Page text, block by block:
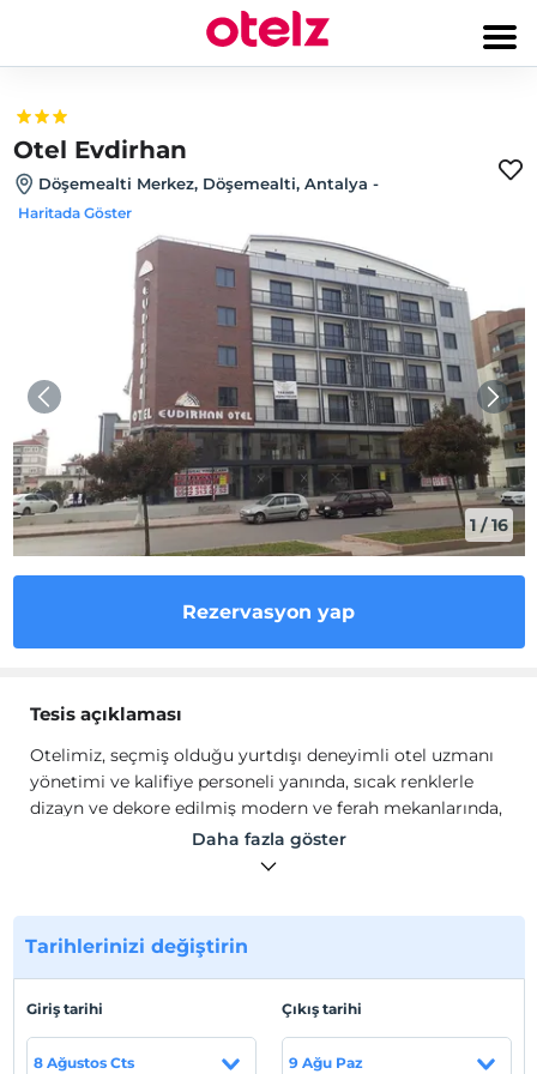
Otel Evdirhan
Döşemealti Merkez, Döşemealti, Antalya -
Haritada Göster
1 /16
Rezervasyon yap
Tesis açıklaması
Otelimiz, seçmiş olduğu yurtdışı deneyimli otel uzmanı
yönetimi ve kalifiye personeli yanında, sıcak renklerle
dizayn ve dekore edilmiş modern ve ferah mekanlarında,
siz değerli konuklarımıza kaliteli ve güleryüzlü bir
otelcilik hizmeti sunarak, sizin Antalya-Döşemealtı
olmayı hedefler.
Tesisimiz, sadece oda kahvaltı hizmeti sunmaktadır.
Günlük kahvaltımız her sabah, saat 07:30 ile 10:30 arası
'açık büfe' olarak servis edilmektedir.
Tesis lokasyon bilgileri
Daha fazla göster
Tarihlerinizi değiştirin
Giriş tarihi
8 Ağustos Cts
Çıkış tarihi
9 Ağu Paz